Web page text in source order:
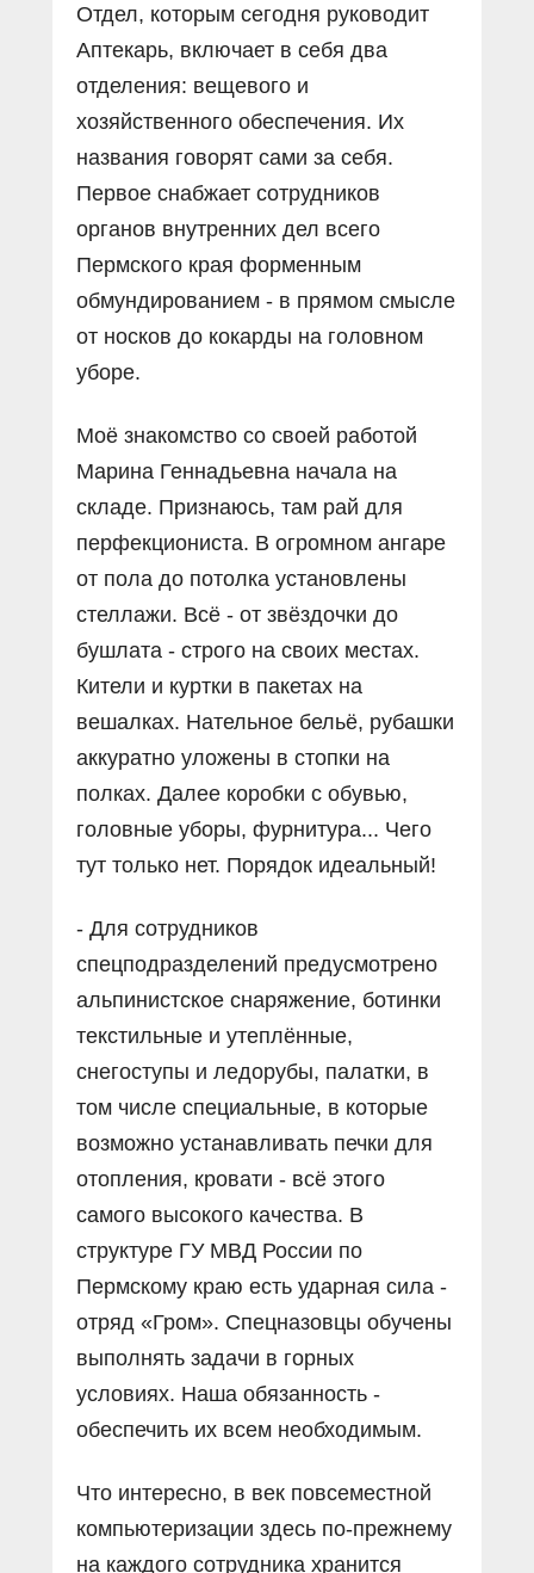
Отдел, которым сегодня руководит
Аптекарь, включает в себя два
отделения: вещевого и
хозяйственного обеспечения. Их
названия говорят сами за себя.
Первое снабжает сотрудников
органов внутренних дел всего
Пермского края форменным
обмундированием - в прямом смысле
от носков до кокарды на головном
уборе.
Моё знакомство со своей работой
Марина Геннадьевна начала на
складе. Признаюсь, там рай для
перфекциониста. В огромном ангаре
от пола до потолка установлены
стеллажи. Всё - от звёздочки до
бушлата - строго на своих местах.
Кители и куртки в пакетах на
вешалках. Нательное бельё, рубашки
аккуратно уложены в стопки на
полках. Далее коробки с обувью,
головные уборы, фурнитура... Чего
тут только нет. Порядок идеальный!
- Для сотрудников
спецподразделений предусмотрено
альпинистское снаряжение, ботинки
текстильные и утеплённые,
снегоступы и ледорубы, палатки, в
том числе специальные, в которые
возможно устанавливать печки для
отопления, кровати - всё этого
самого высокого качества. В
структуре ГУ МВД России по
Пермскому краю есть ударная сила -
отряд «Гром». Спецназовцы обучены
выполнять задачи в горных
условиях. Наша обязанность -
обеспечить их всем необходимым.
Что интересно, в век повсеместной
компьютеризации здесь по-прежнему
на каждого сотрудника хранится